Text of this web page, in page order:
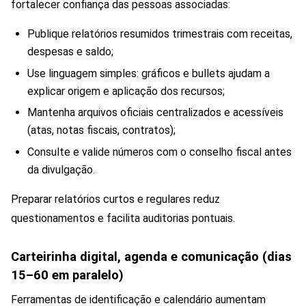
fortalecer confiança das pessoas associadas:
Publique relatórios resumidos trimestrais com receitas,
despesas e saldo;
Use linguagem simples: gráficos e bullets ajudam a
explicar origem e aplicação dos recursos;
Mantenha arquivos oficiais centralizados e acessíveis
(atas, notas fiscais, contratos);
Consulte e valide números com o conselho fiscal antes
da divulgação.
Preparar relatórios curtos e regulares reduz
questionamentos e facilita auditorias pontuais.
Carteirinha digital, agenda e comunicação (dias
15–60 em paralelo)
Ferramentas de identificação e calendário aumentam